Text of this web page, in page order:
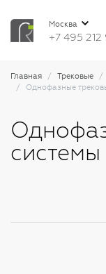
Москва
+7 495 212
Главная Трековые
Однофазные
системы